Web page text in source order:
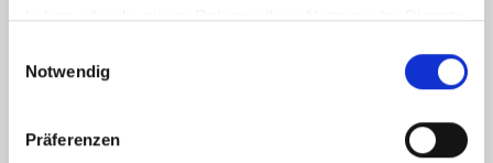
haben oder die sie im Rahmen Ihrer Nutzung der Dienste
Notwendig
Präferenzen
Energieausweis Jahrgang
ab dem 1.5.2014
Energieausweis Baujahr